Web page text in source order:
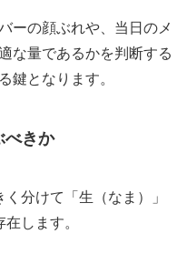
ーの顔ぶれや、当日のメ
な量であるかを判断する
鍵となります。
べきか
分けて「生（なま）」
します。